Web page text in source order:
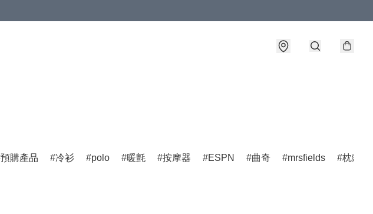
預購產品 冷衫 polo 暖氈 按摩器 ESPN 曲奇 mrsfields 枕頭